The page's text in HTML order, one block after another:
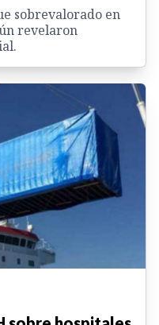
sobrevalorado en
revelaron